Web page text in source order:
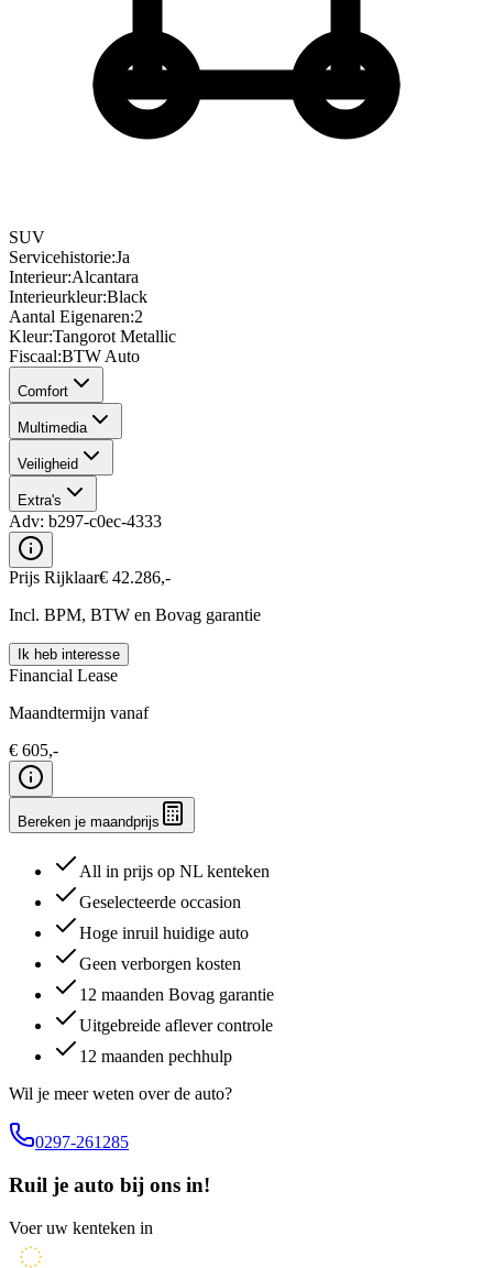
SUV
Servicehistorie:Ja
Interieur:Alcantara
Interieurkleur:Black
Aantal Eigenaren:2
Kleur:Tangorot Metallic
Fiscaal:BTW Auto
Comfort
Multimedia
Veiligheid
Extra's
Adv: b297-c0ec-4333
Prijs Rijklaar€ 42.286,-
Incl. BPM, BTW en Bovag garantie
Ik heb interesse
Financial Lease
Maandtermijn vanaf
€ 605,-
Bereken je maandprijs
All in prijs op NL kenteken
Geselecteerde occasion
Hoge inruil huidige auto
Geen verborgen kosten
12 maanden Bovag garantie
Uitgebreide aflever controle
12 maanden pechhulp
Wil je meer weten over de auto?
0297-261285
Ruil je auto bij ons in!
Voer uw kenteken in